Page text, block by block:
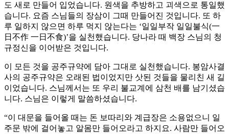
도 새로 만들어 입었습니다. 원색을 추방하고 괴색으로 통일했
습니다. 요즘 스님들의 장삼이 그때 만들어진 것입니다. 또 하
루 일하지 않으면 하루 먹지 않는다는 ‘일일부작 일일불식(一
日不作 一日不食)’을 실천했습니다. 당나라 때 백장 스님의 청
규정신을 이어받은 것입니다.
이 모든 것을 공주규약에 담아 그대로 실천했습니다. 봉암사결
사의 공주규약은 오래된 법이었지만 삿된 것들을 물리친 새 길
이었습니다. 스님께서는 또 우리 불교계에 삼천 배를 남기셨습
니다. 스님은 이렇게 말씀하셨습니다.
“이 대문을 들어올 때는 돈 보따리와 계급장은 소용없으니 일
주문 밖에 걸어놓고 알몸만 들어오라고 하지요. 사람만 들어오